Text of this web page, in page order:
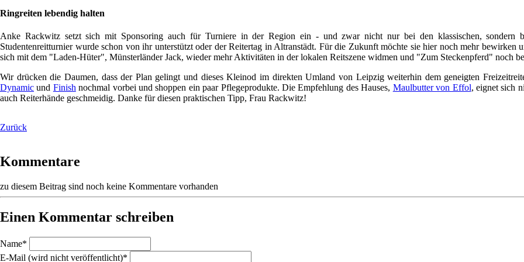
Ringreiten lebendig halten
Anke Rackwitz setzt sich mit Sponsoring auch für Turniere in der Region ein - und zwar nicht nur bei den klassischen, sondern
Studentenreitturnier wurde schon von ihr unterstützt oder der Reitertag in Altranstädt. Für die Zukunft möchte sie hier noch mehr bewirken
sich mit dem "Laden-Hüter", Münsterländer Jack, wieder mehr Aktivitäten in der lokalen Reitszene widmen und "Zum Steckenpferd" noch
Wir drücken die Daumen, dass der Plan gelingt und dieses Kleinod im direkten Umland von Leipzig weiterhin dem geneigten
Dynamic und Finish nochmal vorbei und shoppen ein paar Pflegeprodukte. Die Empfehlung des Hauses, Maulbutter von Effol, eignet sich
auch Reiterhände geschmeidig. Danke für diesen praktischen Tipp, Frau Rackwitz!
Zurück
Kommentare
zu diesem Beitrag sind noch keine Kommentare vorhanden
Einen Kommentar schreiben
Pflichtfeld
Name*
Pflichtfeld
E-Mail (wird nicht veröffentlicht)*